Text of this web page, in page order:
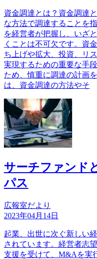
資金調達とは？資金調達
な方法で調達することを
を経営者が把握し、いざ
くことは不可欠です。資
ち上げや拡大、投資、リ
実現するための重要な手
ため、慎重に調達の計画
は、資金調達の方法やそ
サーチファンド
パス
広報室だより
2023年04月14日
起業、出世に次ぐ新しい
されています。経営者志
支援を受けて、M&Aを実